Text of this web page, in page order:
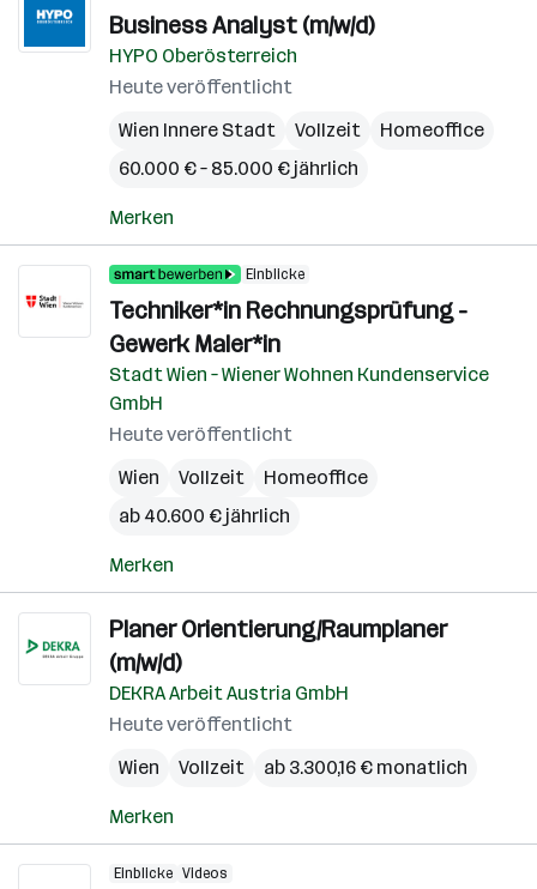
Business Analyst (m/w/d)
HYPO Oberösterreich
Heute veröffentlicht
Wien Innere Stadt
Vollzeit
Homeoffice
60.000 € – 85.000 € jährlich
Merken
Einblicke
Techniker*in Rechnungsprüfung -
Gewerk Maler*in
Stadt Wien – Wiener Wohnen Kundenservice
GmbH
Heute veröffentlicht
Wien
Vollzeit
Homeoffice
ab 40.600 € jährlich
Merken
Planer Orientierung/Raumplaner
(m/w/d)
DEKRA Arbeit Austria GmbH
Heute veröffentlicht
Wien
Vollzeit ab 3.300,16 € monatlich
Merken
Einblicke Videos